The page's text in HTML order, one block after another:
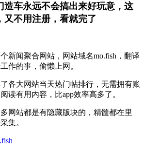
造车永远不会搞出来好玩意，这
又不用注册，看就完了
新闻聚合网站，网站域名mo.fish，翻译
作的事，偷懒上网。
各大网站当天热门帖排行，无需拥有账
读有用内容，比app效率高多了。
网站都是有隐藏版块的，精髓都在里
集。